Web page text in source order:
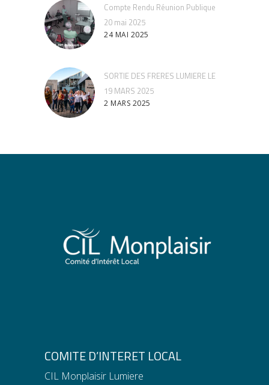
Compte Rendu Réunion Publique
20 mai 2025
24 MAI 2025
SORTIE DES FRERES LUMIERE LE
19 MARS 2025
2 MARS 2025
COMITE D’INTERET LOCAL
CIL Monplaisir Lumiere